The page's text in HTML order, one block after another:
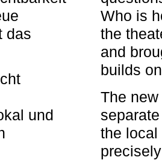
das
und
Who is
the
and
builds
The
the local